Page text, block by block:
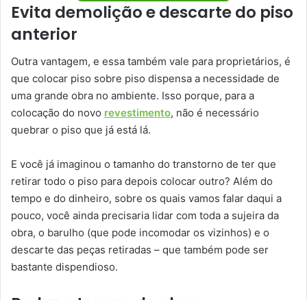
Evita demolição e descarte do piso
anterior
Outra vantagem, e essa também vale para proprietários, é
que colocar piso sobre piso dispensa a necessidade de
uma grande obra no ambiente. Isso porque, para a
colocação do novo revestimento, não é necessário
quebrar o piso que já está lá.
E você já imaginou o tamanho do transtorno de ter que
retirar todo o piso para depois colocar outro? Além do
tempo e do dinheiro, sobre os quais vamos falar daqui a
pouco, você ainda precisaria lidar com toda a sujeira da
obra, o barulho (que pode incomodar os vizinhos) e o
descarte das peças retiradas – que também pode ser
bastante dispendioso.